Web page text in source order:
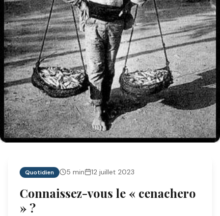
Quotidien 5 min 12 juillet 2023
Connaissez-vous le « cenachero
» ?